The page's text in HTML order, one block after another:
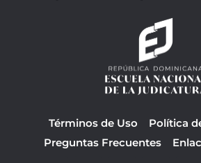
Términos de Uso
Política
Preguntas Frecuentes